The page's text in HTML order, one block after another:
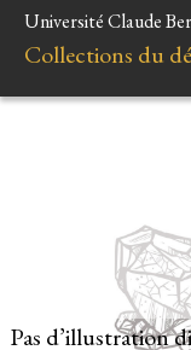
Université Claude
Collections du
Pas d’illustration